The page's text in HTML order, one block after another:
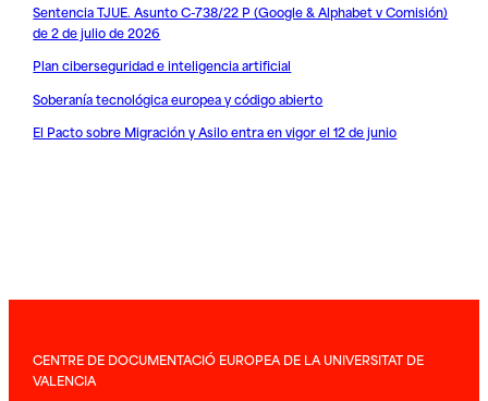
Sentencia TJUE. Asunto C-738/22 P (Google & Alphabet v Comisión)
de 2 de julio de 2026
Plan ciberseguridad e inteligencia artificial
Soberanía tecnológica europea y código abierto
El Pacto sobre Migración y Asilo entra en vigor el 12 de junio
CENTRE DE DOCUMENTACIÓ EUROPEA DE LA UNIVERSITAT DE
VALENCIA